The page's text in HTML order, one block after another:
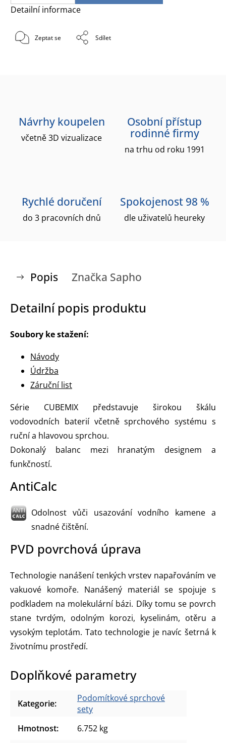
Detailní informace
Zeptat se Sdílet
Návrhy koupelen
včetně 3D vizualizace
Osobní přístup
rodinné firmy
na trhu od roku 1991
Rychlé doručení
do 3 pracovních dnů
Spokojenost 98 %
dle uživatelů heureky
Popis Značka Sapho
Detailní popis produktu
Soubory ke stažení:
Návody
Údržba
Záruční list
Série CUBEMIX představuje širokou škálu
vodovodních baterií včetně sprchového systému s
ruční a hlavovou sprchou.
Dokonalý balanc mezi hranatým designem a
funkčností.
AntiCalc
Odolnost vůči usazování vodního kamene a
snadné čištění.
PVD povrchová úprava
Technologie nanášení tenkých vrstev napařováním ve
vakuové komoře. Nanášený materiál se spojuje s
podkladem na molekulární bázi. Díky tomu se povrch
stane tvrdým, odolným korozi, kyselinám, otěru a
vysokým teplotám. Tato technologie je navíc šetrná k
životnímu prostředí.
Doplňkové parametry
Kategorie:
Podomítkové sprchové
sety
Hmotnost: 6.752 kg